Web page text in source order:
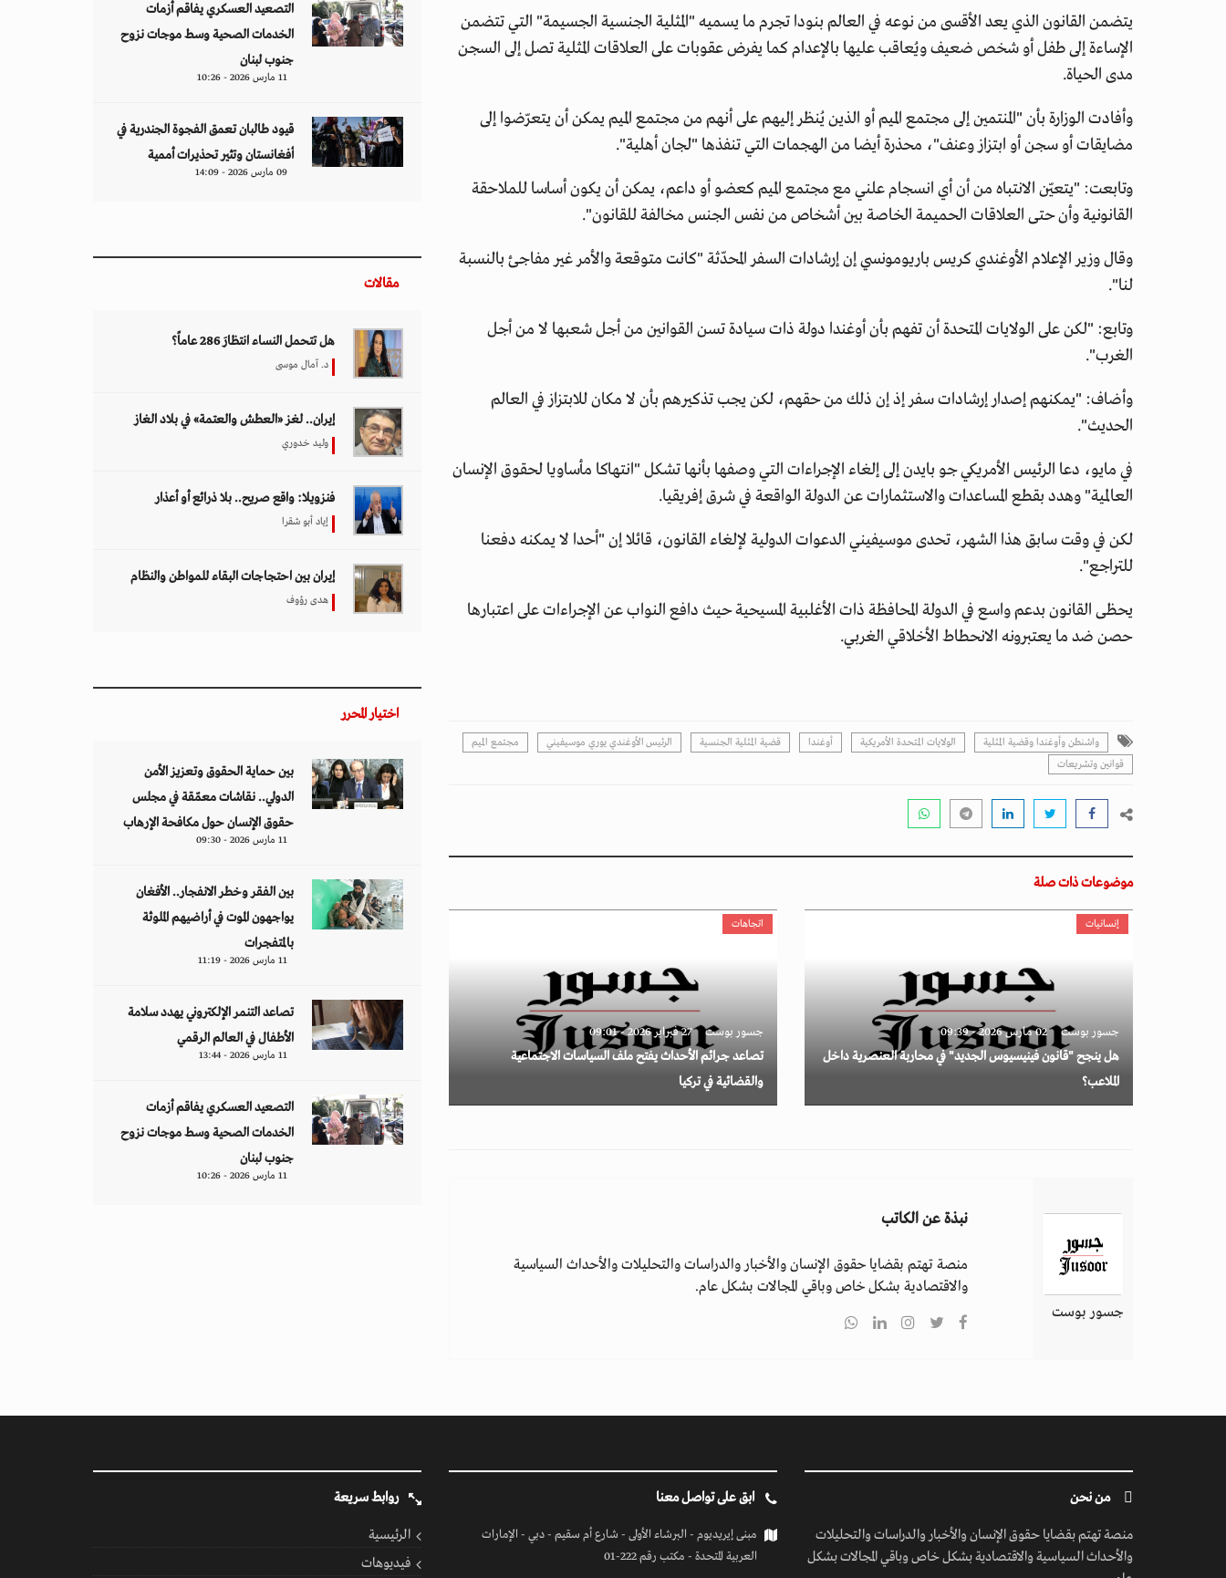
يتضمن القانون الذي يعد الأقسى من نوعه في العالم بنودا تجرم ما يسميه "المثلية الجنسية الجسيمة" التي تتضمن
الإساءة إلى طفل أو شخص ضعيف ويُعاقب عليها بالإعدام كما يفرض عقوبات على العلاقات المثلية تصل إلى السجن
مدى الحياة.
وأفادت الوزارة بأن "المنتمين إلى مجتمع الميم أو الذين يُنظر إليهم على أنهم من مجتمع الميم يمكن أن يتعرّضوا إلى
مضايقات أو سجن أو ابتزاز وعنف"، محذرة أيضا من الهجمات التي تنفذها "لجان أهلية".
وتابعت: "يتعيّن الانتباه من أن أي انسجام علني مع مجتمع الميم كعضو أو داعم، يمكن أن يكون أساسا للملاحقة
القانونية وأن حتى العلاقات الحميمة الخاصة بين أشخاص من نفس الجنس مخالفة للقانون".
وقال وزير الإعلام الأوغندي كريس باريومونسي إن إرشادات السفر المحدّثة "كانت متوقعة والأمر غير مفاجئ بالنسبة
لنا".
وتابع: "لكن على الولايات المتحدة أن تفهم بأن أوغندا دولة ذات سيادة تسن القوانين من أجل شعبها لا من أجل
الغرب".
وأضاف: "يمكنهم إصدار إرشادات سفر إذ إن ذلك من حقهم، لكن يجب تذكيرهم بأن لا مكان للابتزاز في العالم
الحديث".
في مايو، دعا الرئيس الأمريكي جو بايدن إلى إلغاء الإجراءات التي وصفها بأنها تشكل "انتهاكا مأساويا لحقوق الإنسان
العالمية" وهدد بقطع المساعدات والاستثمارات عن الدولة الواقعة في شرق إفريقيا.
لكن في وقت سابق هذا الشهر، تحدى موسيفيني الدعوات الدولية لإلغاء القانون، قائلا إن "أحدا لا يمكنه دفعنا
للتراجع".
يحظى القانون بدعم واسع في الدولة المحافظة ذات الأغلبية المسيحية حيث دافع النواب عن الإجراءات على اعتبارها
حصن ضد ما يعتبرونه الانحطاط الأخلاقي الغربي.
واشنطن وأوغندا وقضية المثلية الولايات المتحدة الأمريكية أوغندا قضية المثلية الجنسية الرئيس الأوغندي يوري موسيفيني
مجتمع الميم
قوانين وتشريعات
موضوعات ذات صلة
إنسانيات
جسور بوست 02 مارس 2026 - 09:39
هل ينجح "قانون فينيسيوس الجديد" في محاربة العنصرية داخل
الملاعب؟
اتجاهات
جسور بوست 27 فبراير 2026 - 09:01
تصاعد جرائم الأحداث يفتح ملف السياسات الاجتماعية
والقضائية في تركيا
جسور بوست
نبذة عن الكاتب
منصة تهتم بقضايا حقوق الإنسان والأخبار والدراسات والتحليلات والأحداث السياسية
والاقتصادية بشكل خاص وباقي المجالات بشكل عام.
التصعيد العسكري يفاقم أزمات
الخدمات الصحية وسط موجات نزوح
جنوب لبنان
11 مارس 2026 - 10:26
قيود طالبان تعمق الفجوة الجندرية في
أفغانستان وتثير تحذيرات أممية
09 مارس 2026 - 14:09
مقالات
هل تتحمل النساء انتظارَ 286 عاماً؟
د. آمال موسى
إيران.. لغز «العطش والعتمة» في بلاد الغاز
وليد خدوري
فنزويلا: واقع صريح.. بلا ذرائع أو أعذار
إياد أبو شقرا
إيران بين احتجاجات البقاء للمواطن والنظام
هدى رؤوف
اختيار المحرر
بين حماية الحقوق وتعزيز الأمن
الدولي.. نقاشات معمّقة في مجلس
حقوق الإنسان حول مكافحة الإرهاب
11 مارس 2026 - 09:30
بين الفقر وخطر الانفجار.. الأفغان
يواجهون الموت في أراضيهم الملوثة
بالمتفجرات
11 مارس 2026 - 11:19
تصاعد التنمر الإلكتروني يهدد سلامة
الأطفال في العالم الرقمي
11 مارس 2026 - 13:44
التصعيد العسكري يفاقم أزمات
الخدمات الصحية وسط موجات نزوح
جنوب لبنان
11 مارس 2026 - 10:26
من نحن
منصة تهتم بقضايا حقوق الإنسان والأخبار والدراسات والتحليلات
والأحداث السياسية والاقتصادية بشكل خاص وباقي المجالات بشكل
ابق على تواصل معنا
مبنى إيريديوم - البرشاء الأولى - شارع أم سقيم - دبي - الإمارات
العربية المتحدة - مكتب رقم 222-01
روابط سريعة
الرئيسية
فيديوهات